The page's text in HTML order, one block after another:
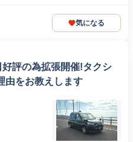
気になる
好評の為拡張開催!タクシ
由をお教えします